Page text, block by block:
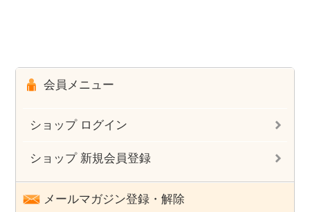
会員メニュー
ショップ ログイン
ショップ 新規会員登録
メールマガジン登録・解除